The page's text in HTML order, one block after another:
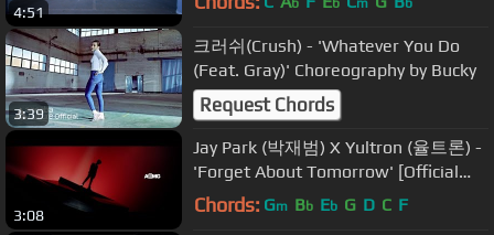
4:51
b b m b
3:39
크러쉬(Crush) - 'Whatever You Do
(Feat. Gray)' Choreography by Bucky
Request Chords
3:08
Jay Park (박재범) X Yultron (율트론) -
'Forget About Tomorrow' [Official
Music Video]
Chords: Gm Bb Eb G D C F